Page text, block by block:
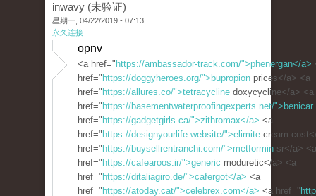
inwavy (未验证)
星期一, 04/22/2019 - 07:13
永久连接
opnv
<a href=" https://ambassador-track.com/">phenergan</a>
href=" https://doggyheroes.org/">bupropion prices</a> <a
href=" https://allures.co/">tetracycline doxycycline</a> <a
href=" https://basementwaterproofingexperts.net/">benicar
href=" https://gadgetgirls.ca/">zithromax</a> <a
href=" https://designyourlife.website/">elimite cream
href=" https://buysellrentranchi.com/">metformin sr</a> <a
href=" https://cafearoos.ir/">generic moduretic</a> <a
href=" https://ditaliagiro.de/">cafergot</a> <a
href=" https://atoday.cat/">celebrex.com</a> <a href="